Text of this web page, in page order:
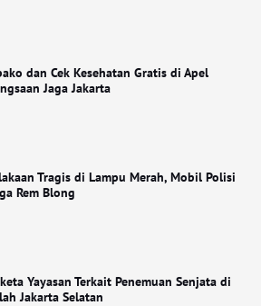
dan Cek Kesehatan Gratis di Apel
Jaga Jakarta
Tragis di Lampu Merah, Mobil Polisi
Rem Blong
Yayasan Terkait Penemuan Senjata di
Jakarta Selatan